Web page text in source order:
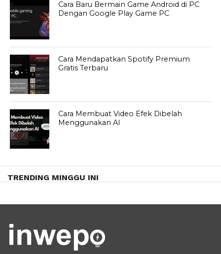
Cara Baru Bermain Game Android di PC
Dengan Google Play Game PC
Cara Mendapatkan Spotify Premium
Gratis Terbaru
Cara Membuat Video Efek Dibelah
Menggunakan AI
TRENDING MINGGU INI